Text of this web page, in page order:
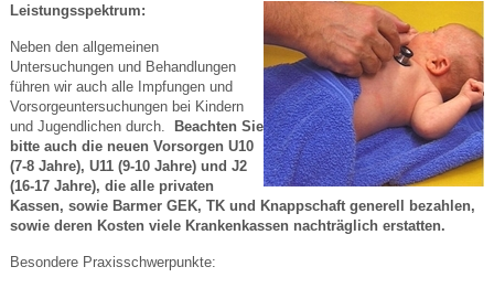
Leistungsspektrum:
Neben den allgemeinen
Untersuchungen und Behandlungen
führen wir auch alle Impfungen und
Vorsorgeuntersuchungen bei Kindern
und Jugendlichen durch.
Beachten Sie
bitte auch die neuen Vorsorgen U10
(7-8 Jahre), U11 (9-10 Jahre) und J2
(16-17 Jahre), die alle privaten
Kassen, sowie Barmer GEK, TK und Knappschaft generell bezahlen,
sowie deren Kosten viele Krankenkassen nachträglich erstatten.
Besondere Praxisschwerpunkte: